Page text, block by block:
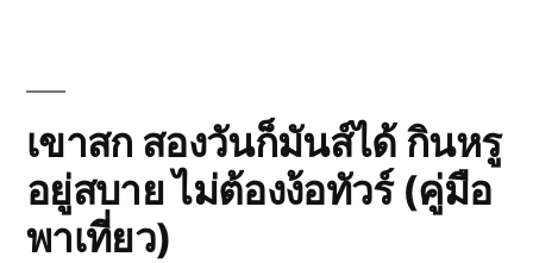
ฝน
หินปูน
และ
แพ
เขาสก สองวันก็มันส์ได้ กินหรู
อยู่สบาย ไม่ต้องง้อทัวร์ (คู่มือ
พาเที่ยว)